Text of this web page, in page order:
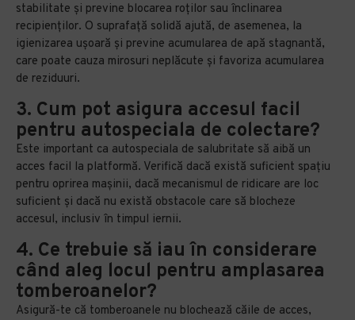
stabilitate și previne blocarea roților sau înclinarea
recipienților. O suprafață solidă ajută, de asemenea, la
igienizarea ușoară și previne acumularea de apă stagnantă,
care poate cauza mirosuri neplăcute și favoriza acumularea
de reziduuri.
3. Cum pot asigura accesul facil
pentru autospeciala de colectare?
Este important ca autospeciala de salubritate să aibă un
acces facil la platformă. Verifică dacă există suficient spațiu
pentru oprirea mașinii, dacă mecanismul de ridicare are loc
suficient și dacă nu există obstacole care să blocheze
accesul, inclusiv în timpul iernii.
4. Ce trebuie să iau în considerare
când aleg locul pentru amplasarea
tomberoanelor?
Asigură-te că tomberoanele nu blochează căile de acces,